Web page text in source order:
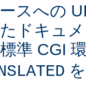
スへの
ドキュ
準 CGI